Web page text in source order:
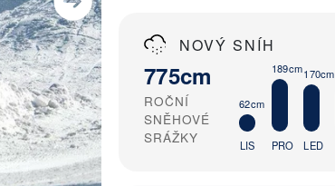
NOVÝ SNÍH
775cm
ROČNÍ
SNĚHOVÉ
SRÁŽKY
62cm
LIS
189cm
PRO
170cm
LED